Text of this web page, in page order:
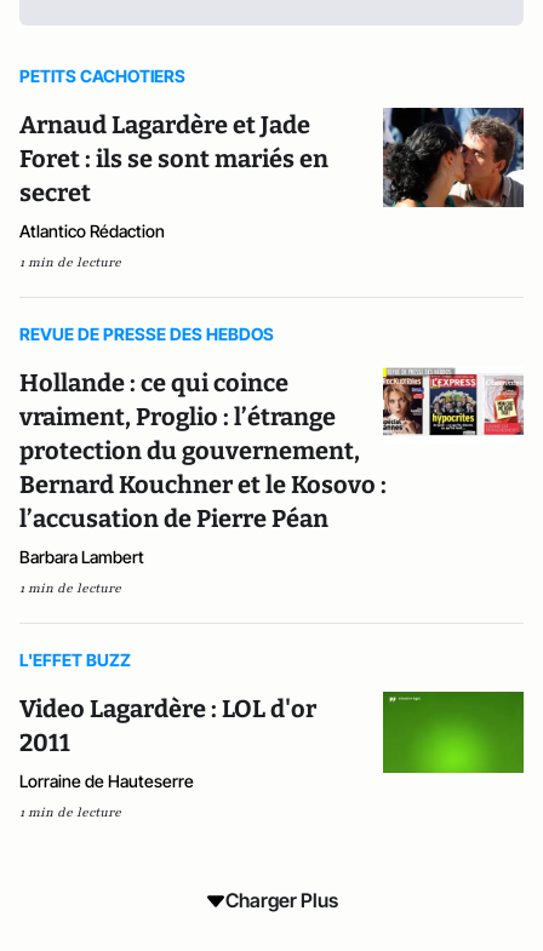
PETITS CACHOTIERS
Arnaud Lagardère et Jade
Foret : ils se sont mariés en
secret
Atlantico Rédaction
1 min de lecture
REVUE DE PRESSE DES HEBDOS
Hollande : ce qui coince
vraiment, Proglio : l’étrange
protection du gouvernement,
Bernard Kouchner et le Kosovo :
l’accusation de Pierre Péan
Barbara Lambert
1 min de lecture
L'EFFET BUZZ
Video Lagardère : LOL d'or
2011
Lorraine de Hauteserre
1 min de lecture
Charger Plus